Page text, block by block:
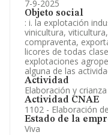
7-9-2025
Objeto social
: i. la explotación
vinicultura,
compraventa,
licores de todas
explotaciones
alguna de las
Actividad
Elaboración y
Actividad CNAE
1102 - Elaboración
Estado de la
Viva